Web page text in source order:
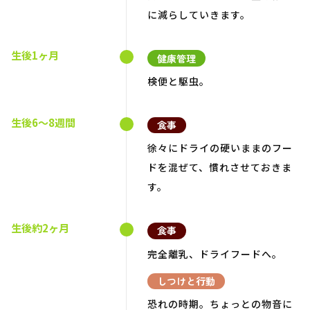
に減らしていきます。
生後1ヶ月
健康管理
検便と駆虫。
生後6～8週間
食事
徐々にドライの硬いままのフー
ドを混ぜて、慣れさせておきま
す。
生後約2ヶ月
食事
完全離乳、ドライフードへ。
しつけと行動
恐れの時期。ちょっとの物音に